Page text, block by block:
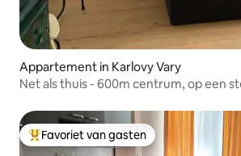
Appartement in Karlovy Vary
Net als thuis - 600m centrum, op een
Topfavoriet van gasten
Favoriet van gasten